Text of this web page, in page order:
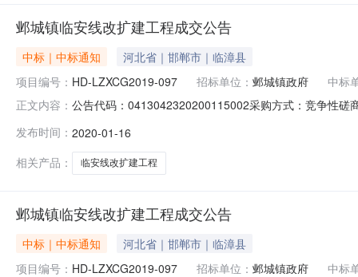
邺城镇临安线改扩建工程成交公告
中标｜中标通知
河北省｜邯郸市｜临漳县
项目编号： HD-LZXCG2019-097 招标单位： 邺城镇政府
中标
正文内容： 公告代码：0413042320200115002采购方式：竞争性磋
购人名称：邺城镇政府采购人联系方式：0310-7925268
发布时间： 2020-01-16
相关产品：
临安线改扩建工程
邺城镇临安线改扩建工程成交公告
中标｜中标通知
河北省｜邯郸市｜临漳县
项目编号： HD-LZXCG2019-097 招标单位： 邺城镇政府
中标